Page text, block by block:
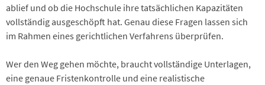
ablief und ob die Hochschule ihre tatsächlichen Kapazitäten
vollständig ausgeschöpft hat. Genau diese Fragen lassen sich
im Rahmen eines gerichtlichen Verfahrens überprüfen.
Wer den Weg gehen möchte, braucht vollständige Unterlagen,
eine genaue Fristenkontrolle und eine realistische